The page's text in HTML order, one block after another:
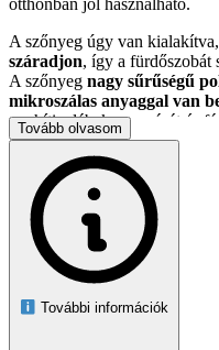
otthonban jól használható.
A szőnyeg úgy van
száradjon, így a fürdőszobát
A szőnyeg nagy sűrűségű
mikroszálas anyaggal van
enyhíti a lábak nyomását és
Csúszásmentes szerkezet
elmozdulását a csempéken.
A sima felületnek
Széles körű felhasználás:
mosdókagylónál.
Ezen kívül a szőnyeg
Tovább olvasom
További információk